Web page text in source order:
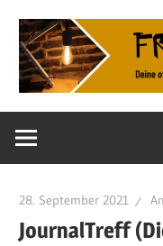
Inhalt
springen
offene
28. September 2021
JournalTreff